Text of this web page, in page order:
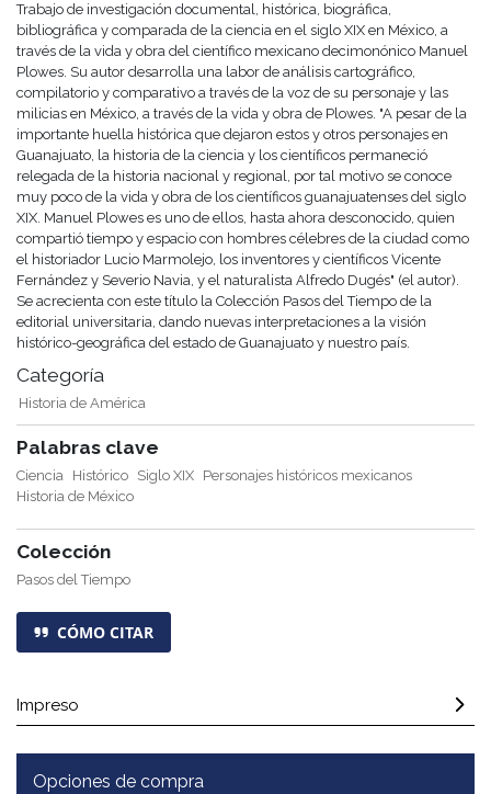
Trabajo de investigación documental, histórica, biográfica,
bibliográfica y comparada de la ciencia en el siglo XIX en México, a
través de la vida y obra del científico mexicano decimonónico Manuel
Plowes. Su autor desarrolla una labor de análisis cartográfico,
compilatorio y comparativo a través de la voz de su personaje y las
milicias en México, a través de la vida y obra de Plowes. "A pesar de la
importante huella histórica que dejaron estos y otros personajes en
Guanajuato, la historia de la ciencia y los científicos permaneció
relegada de la historia nacional y regional, por tal motivo se conoce
muy poco de la vida y obra de los científicos guanajuatenses del siglo
XIX. Manuel Plowes es uno de ellos, hasta ahora desconocido, quien
compartió tiempo y espacio con hombres célebres de la ciudad como
el historiador Lucio Marmolejo, los inventores y científicos Vicente
Fernández y Severio Navia, y el naturalista Alfredo Dugés" (el autor).
Se acrecienta con este título la Colección Pasos del Tiempo de la
editorial universitaria, dando nuevas interpretaciones a la visión
histórico-geográfica del estado de Guanajuato y nuestro país.
Categoría
Historia de América
Palabras clave
Ciencia Histórico Siglo XIX Personajes históricos mexicanos
Historia de México
Colección
Pasos del Tiempo
CÓMO CITAR
Impreso
Opciones de compra